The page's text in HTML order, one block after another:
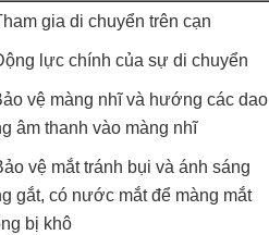
gia di chuyển trên cạn
lực chính của sự di chuyển
vệ màng nhĩ và hướng các dao
âm thanh vào màng nhĩ
vệ mắt tránh bụi và ánh sáng
gắt, có nước mắt để màng mắt
bị khô